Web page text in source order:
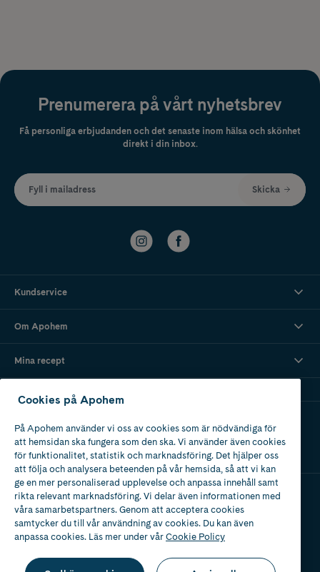
Prenumerera på vårt nyhetsbrev
Få personliga erbjudanden och det senaste inom hälsa och skönhet
direkt i din inbox.
Fyll i mailadress Skicka
Kundservice
Om Apohem
Mina recept
Apotek med tillstånd
av Läkemedelsverket
Cookies på Apohem
På Apohem använder vi oss av cookies som är nödvändiga för
att hemsidan ska fungera som den ska. Vi använder även cookies
för funktionalitet, statistik och marknadsföring. Det hjälper oss
att följa och analysera beteenden på vår hemsida, så att vi kan
ge en mer personaliserad upplevelse och anpassa innehåll samt
rikta relevant marknadsföring. Vi delar även informationen med
våra samarbetspartners. Genom att acceptera cookies
samtycker du till vår användning av cookies. Du kan även
anpassa cookies. Läs mer under vårCookie Policy